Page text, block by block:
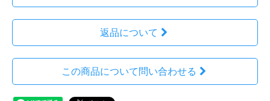
返品について
この商品について問い合わせる